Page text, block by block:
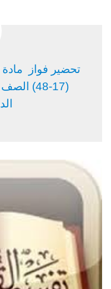
تحضير فواز
(17-48)